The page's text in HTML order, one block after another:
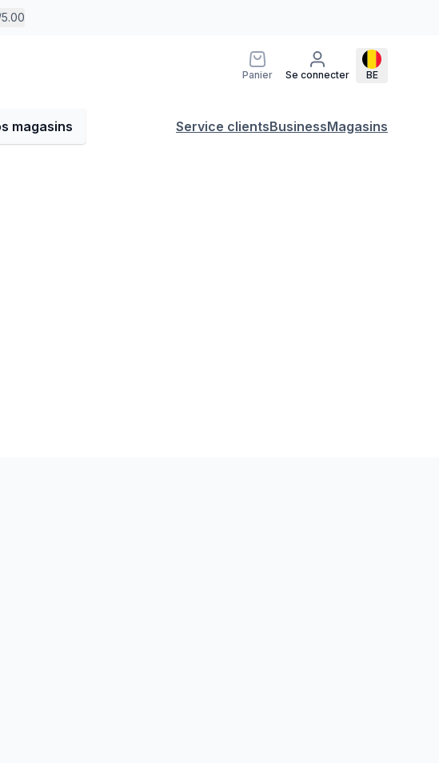
5.00
Panier Se connecter BE
magasins Service clientsBusinessMagasins